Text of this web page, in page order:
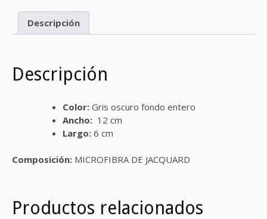
Descripción
Descripción
Color: Gris oscuro fondo entero
Ancho: 12 cm
Largo: 6 cm
Composición: MICROFIBRA DE JACQUARD
Productos relacionados